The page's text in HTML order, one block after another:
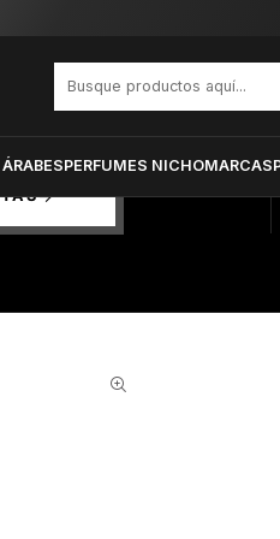
PERFUMES NICHOMARCAS
RISALAH SYMPHONY OF LOVE